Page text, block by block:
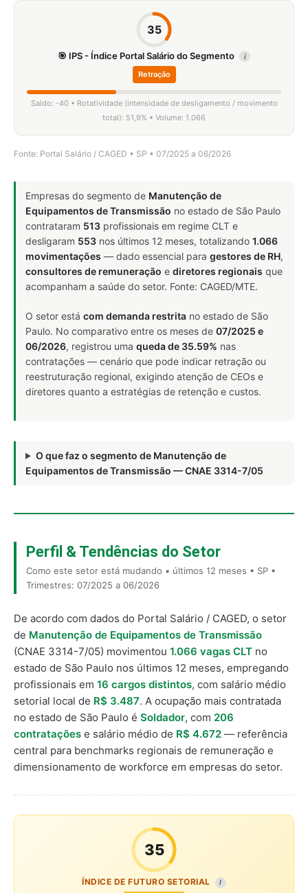
35
🎯 IPS - Índice Portal Salário do Segmento i
Retração
Saldo: -40 • Rotatividade (intensidade de desligamento / movimento
total): 51,9% • Volume: 1.066
Fonte: Portal Salário / CAGED • SP • 07/2025 a 06/2026
Empresas do segmento de Manutenção de
Equipamentos de Transmissão no estado de São Paulo
contrataram 513 profissionais em regime CLT e
desligaram 553 nos últimos 12 meses, totalizando 1.066
movimentações — dado essencial para gestores de RH,
consultores de remuneração e diretores regionais que
acompanham a saúde do setor. Fonte: CAGED/MTE.
O setor está com demanda restrita no estado de São
Paulo. No comparativo entre os meses de 07/2025 e
06/2026, registrou uma queda de 35.59% nas
contratações — cenário que pode indicar retração ou
reestruturação regional, exigindo atenção de CEOs e
diretores quanto a estratégias de retenção e custos.
O que faz o segmento de Manutenção de
Equipamentos de Transmissão — CNAE 3314-7/05
Perfil & Tendências do Setor
Como este setor está mudando • últimos 12 meses • SP •
Trimestres: 07/2025 a 06/2026
De acordo com dados do Portal Salário / CAGED, o setor
de Manutenção de Equipamentos de Transmissão
(CNAE 3314-7/05) movimentou 1.066 vagas CLT no
estado de São Paulo nos últimos 12 meses, empregando
profissionais em 16 cargos distintos, com salário médio
setorial local de R$ 3.487. A ocupação mais contratada
no estado de São Paulo é Soldador, com 206
contratações e salário médio de R$ 4.672 — referência
central para benchmarks regionais de remuneração e
dimensionamento de workforce em empresas do setor.
35
ÍNDICE DE FUTURO SETORIAL I